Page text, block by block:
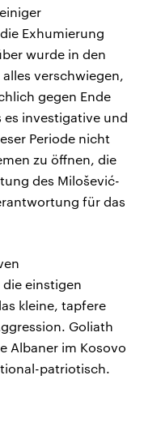
Exhumierung
wurde in den
verschwiegen,
gegen Ende
es investigative und
Periode nicht
zu öffnen, die
des Milošević-
für das
einstigen
kleine, tapfere
Goliath
Albaner im Kosovo
patriotisch.